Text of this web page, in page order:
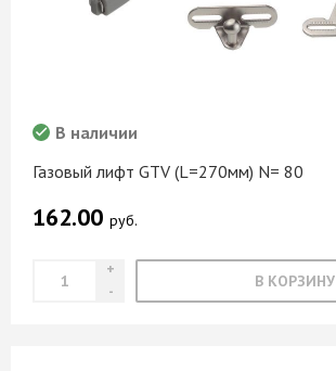
Газовый лифт GTV (L=270мм) N= 80
В наличии
162.00 руб.
В КОРЗИНУ